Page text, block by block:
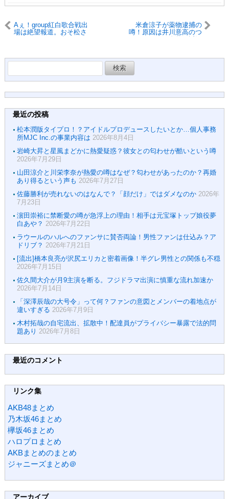
Aぇ！group紅白歌合戦出
場は絶望報道。おそ松さ
米倉涼子が薬物逮捕の
噂！原因は井川意高のつ
索:
最近の投稿
松本潤版タイプロ！？アイドルプロデュースしたいとか…個人事務
所MJC Inc.の事業内容は 2026年8月4日
岩崎大昇と星風まどかに熱愛疑惑？彼女との匂わせが酷いという噂
2026年7月29日
山田涼介と川栄李奈が熱愛の噂はなぜ？匂わせがあったのか？再婚
あり得るという声も 2026年7月27日
佐藤勝利が売れないのはなんで？「顔だけ」ではダメなのか 2026年
7月23日
濵田崇裕に禁断愛の噂が急浮上の理由！相手は元宝塚トップ娘役夢
白あや？ 2026年7月22日
ラウールのハルへのファンサに賛否両論！男性ファンは仕込み？ア
ドリブ？ 2026年7月21日
[流出]橋本良亮が沢尻エリカと密着画像！半グレ男性との関係も不穏
2026年7月15日
佐久間大介が月9主演を断る。フジドラマ出演に慎重な流れ加速か
2026年7月14日
「深澤辰哉の大号令」って何？ファンの意図とメンバーの着地点が
違いすぎる 2026年7月9日
木村拓哉の自宅流出、拡散中！配達員がプライバシー暴露で法的問
題あり 2026年7月8日
最近のコメント
リンク集
AKB48まとめ
乃木坂46まとめ
欅坂46まとめ
ハロプロまとめ
AKBまとめのまとめ
ジャニーズまとめ＠
アーカイブ